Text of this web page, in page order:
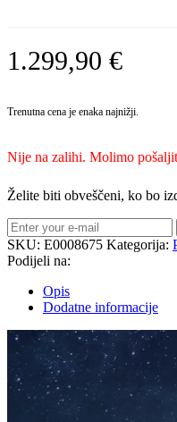
1.299,90 €
Trenutna cena je enaka najnižji.
Nije na zalihi. Molimo
Želite biti obveščeni, ko bo
SKU: E0008675 Kategorija:
Podijeli na:
Opis
Dodatne informacije